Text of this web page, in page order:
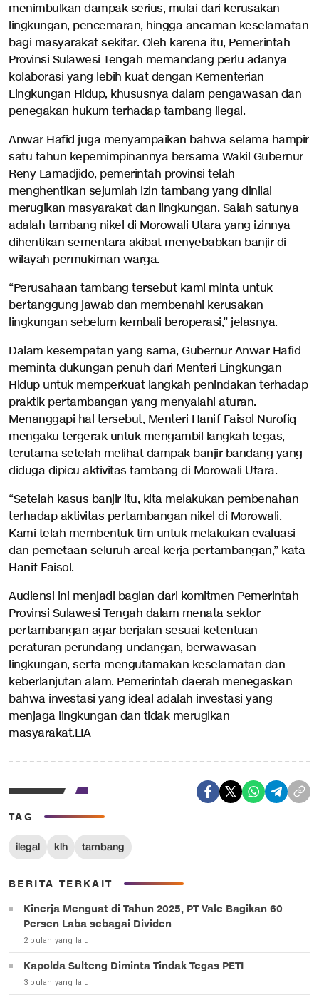
menimbulkan dampak serius, mulai dari kerusakan
lingkungan, pencemaran, hingga ancaman keselamatan
bagi masyarakat sekitar. Oleh karena itu, Pemerintah
Provinsi Sulawesi Tengah memandang perlu adanya
kolaborasi yang lebih kuat dengan Kementerian
Lingkungan Hidup, khususnya dalam pengawasan dan
penegakan hukum terhadap tambang ilegal.
Anwar Hafid juga menyampaikan bahwa selama hampir
satu tahun kepemimpinannya bersama Wakil Gubernur
Reny Lamadjido, pemerintah provinsi telah
menghentikan sejumlah izin tambang yang dinilai
merugikan masyarakat dan lingkungan. Salah satunya
adalah tambang nikel di Morowali Utara yang izinnya
dihentikan sementara akibat menyebabkan banjir di
wilayah permukiman warga.
“Perusahaan tambang tersebut kami minta untuk
bertanggung jawab dan membenahi kerusakan
lingkungan sebelum kembali beroperasi,” jelasnya.
Dalam kesempatan yang sama, Gubernur Anwar Hafid
meminta dukungan penuh dari Menteri Lingkungan
Hidup untuk memperkuat langkah penindakan terhadap
praktik pertambangan yang menyalahi aturan.
Menanggapi hal tersebut, Menteri Hanif Faisol Nurofiq
mengaku tergerak untuk mengambil langkah tegas,
terutama setelah melihat dampak banjir bandang yang
diduga dipicu aktivitas tambang di Morowali Utara.
“Setelah kasus banjir itu, kita melakukan pembenahan
terhadap aktivitas pertambangan nikel di Morowali.
Kami telah membentuk tim untuk melakukan evaluasi
dan pemetaan seluruh areal kerja pertambangan,” kata
Hanif Faisol.
Audiensi ini menjadi bagian dari komitmen Pemerintah
Provinsi Sulawesi Tengah dalam menata sektor
pertambangan agar berjalan sesuai ketentuan
peraturan perundang-undangan, berwawasan
lingkungan, serta mengutamakan keselamatan dan
keberlanjutan alam. Pemerintah daerah menegaskan
bahwa investasi yang ideal adalah investasi yang
menjaga lingkungan dan tidak merugikan
masyarakat.LIA
TAG
ilegal klh tambang
BERITA TERKAIT
Kinerja Menguat di Tahun 2025, PT Vale Bagikan 60
Persen Laba sebagai Dividen
2 bulan yang lalu
Kapolda Sulteng Diminta Tindak Tegas PETI
3 bulan yang lalu